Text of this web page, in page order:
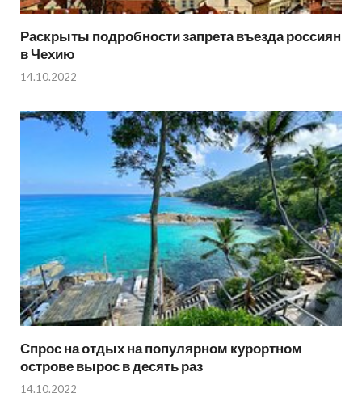
Раскрыты подробности запрета въезда россиян
в Чехию
14.10.2022
Спрос на отдых на популярном курортном
острове вырос в десять раз
14.10.2022